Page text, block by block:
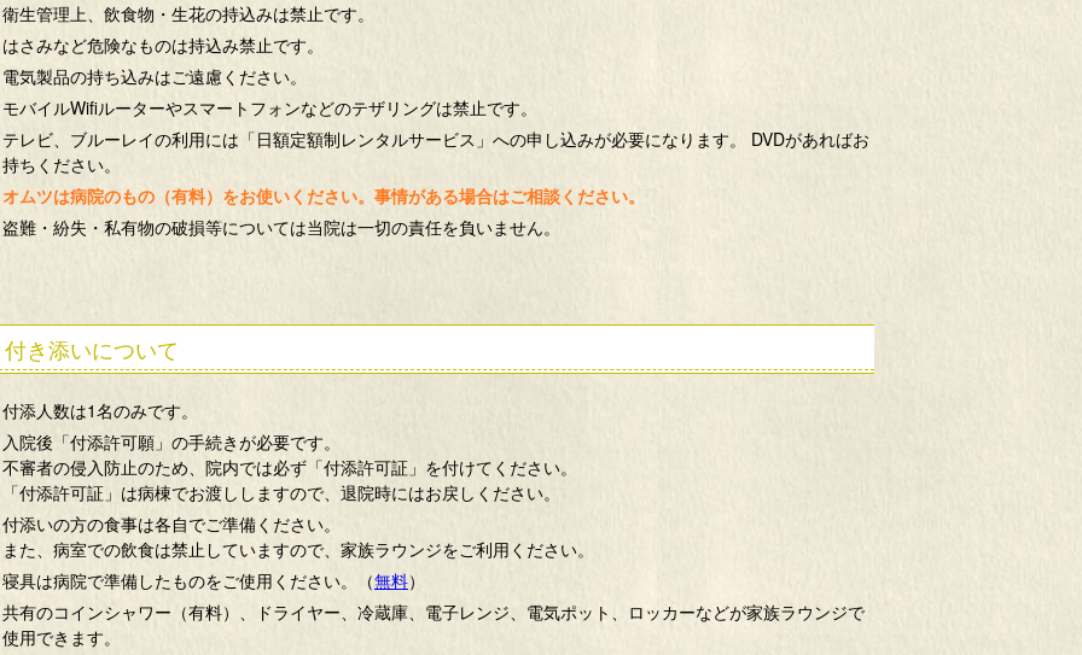
衛生管理上、飲食物・生花の持込みは禁止です。
はさみなど危険なものは持込み禁止です。
電気製品の持ち込みはご遠慮ください。
モバイルWifiルーターやスマートフォンなどのテザリングは禁止です。
テレビ、ブルーレイの利用には「日額定額制レンタルサービス」への申し込みが必要になります。 DVDがあればお
持ちください。
オムツは病院のもの（有料）をお使いください。事情がある場合はご相談ください。
盗難・紛失・私有物の破損等については当院は一切の責任を負いません。
付き添いについて
付添人数は1名のみです。
入院後「付添許可願」の手続きが必要です。
不審者の侵入防止のため、院内では必ず「付添許可証」を付けてください。
「付添許可証」は病棟でお渡ししますので、退院時にはお戻しください。
付添いの方の食事は各自でご準備ください。
また、病室での飲食は禁止していますので、家族ラウンジをご利用ください。
寝具は病院で準備したものをご使用ください。（無料）
共有のコインシャワー（有料）、ドライヤー、冷蔵庫、電子レンジ、電気ポット、ロッカーなどが家族ラウンジで
使用できます。